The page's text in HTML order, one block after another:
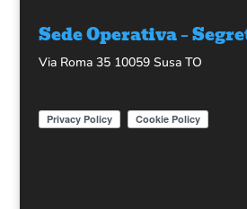
Sede Operativa –
Via Roma 35 10059 Susa TO